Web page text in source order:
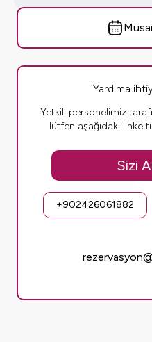
Yardıma
Yetkili personelimiz
lütfen aşağıdaki linke
Sizi
+902426061882